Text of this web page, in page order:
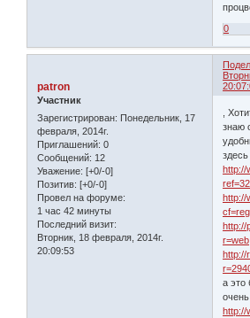
0
patron
Участник
Зарегистрирован: Понедельник, 17
февраля, 2014г.
Приглашений: 0
Сообщений: 12
Уважение: [+0/-0]
Позитив: [+0/-0]
Провел на форуме:
1 час 42 минуты
Последний визит:
Вторник, 18 февраля, 2014г.
20:09:53
,
знаю
http://
http://
http://
r=web
http://
а это
http://